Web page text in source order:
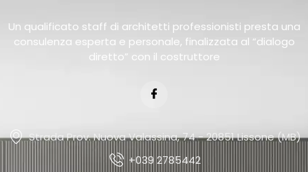
Un qualificato staff di architetti professionisti presta una
consulenza esperta e personale, finalizzata al “dialogo
diretto” con il costruttore
Strada Prov. Nuova Valassina, 74 - 20851 Lissone (MB)
+039 2785442